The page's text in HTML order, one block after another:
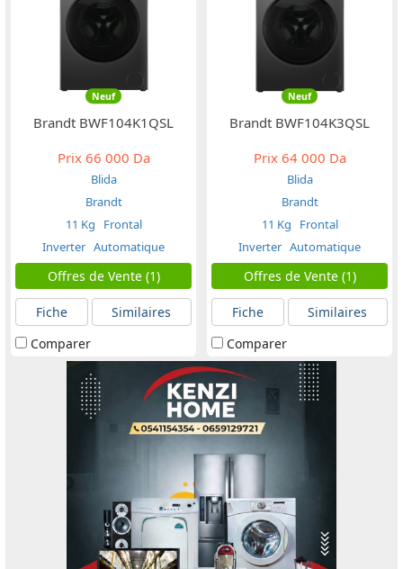
Neuf
Brandt BWF104K1QSL
Prix66 000 Da
Blida
Brandt
11 Kg
Frontal
Inverter Automatique
Offres de Vente (1)
Fiche
Similaires
Comparer
Neuf
Brandt BWF104K3QSL
Prix64 000 Da
Blida
Brandt
11 Kg
Frontal
Inverter Automatique
Offres de Vente (1)
Fiche
Similaires
Comparer